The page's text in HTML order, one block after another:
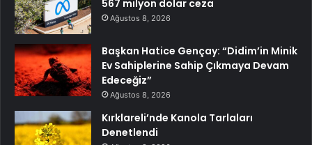
567 milyon dolar ceza
Ağustos 8, 2026
Başkan Hatice Gençay: “Didim’in Minik
Ev Sahiplerine Sahip Çıkmaya Devam
Edeceğiz”
Ağustos 8, 2026
Kırklareli’nde Kanola Tarlaları
Denetlendi